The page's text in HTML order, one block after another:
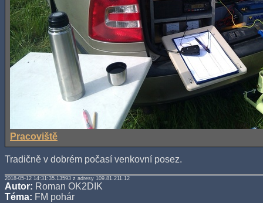
Pracoviště
Tradičně v dobrém počasí venkovní posez.
2018-05-12 14:31:35.13593 z adresy 109.81.211.12
Autor: Roman OK2DIK
Téma: FM pohár